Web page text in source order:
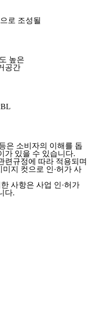
로 조성될
높은
공간
은 소비자의 이해를 돕
가 있을 수 있습니다.
련규정에 따라 적용되며
지 컷으로 인·허가 사
사항은 사업 인·허가
다.